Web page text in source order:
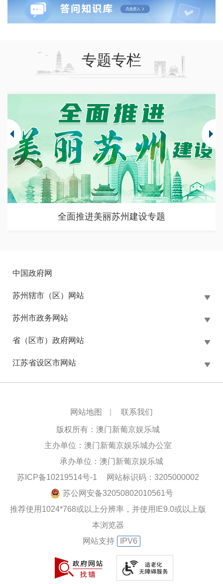
专题专栏
全面推进美丽苏州建设专题
中国政府网
苏州辖市（区）网站
苏州市政务网站
省（区市）政府网站
江苏省设区市网站
网站地图 联系我们
版权所有：澳门新葡京娱乐城
主办单位：澳门新葡京娱乐城办公室
承办单位：澳门新葡京娱乐城
苏ICP备10219514号-1
网站标识码：3205000002
苏公网安备32050802010561号
推荐使用1024*768或以上分辨率，并使用IE9.0或以上版
本浏览器
网站支持
IPV6